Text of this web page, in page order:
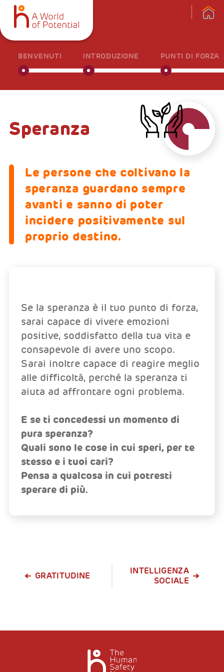
BENVENUTI INTRODUZIONE PUNTI DI FORZA
Speranza
Le persone che coltivano la
speranza guardano sempre
avanti e sanno di poter
incidere positivamente sul
proprio destino.
Se la speranza è il tuo punto di forza,
sarai capace di vivere emozioni
positive, soddisfatto della tua vita e
consapevole di avere uno scopo.
Sarai inoltre capace di reagire meglio
alle difficoltà, perché la speranza ti
aiuta ad affrontare ogni problema.
E se ti concedessi un momento di
pura speranza?
Quali sono le cose in cui speri, per te
stesso e i tuoi cari?
Pensa a qualcosa in cui potresti
sperare di più.
GRATITUDINE
INTELLIGENZA
SOCIALE